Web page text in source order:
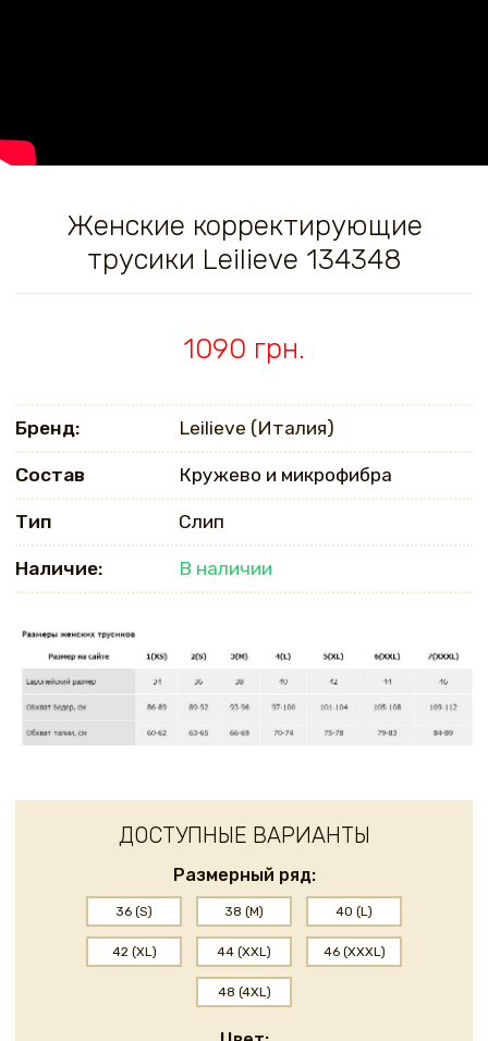
Женские корректирующие
трусики Leilieve 134348
1090 грн.
Бренд: Leilieve (Италия)
Состав Кружево и микрофибра
Тип Слип
Наличие: В наличии
ДОСТУПНЫЕ ВАРИАНТЫ
Размерный ряд:
36 (S) 38 (M) 40 (L)
42 (XL) 44 (XXL) 46 (XXXL)
48 (4XL)